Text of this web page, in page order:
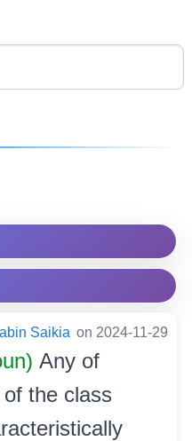
Saikia on 2024-11-29
Any of
the class